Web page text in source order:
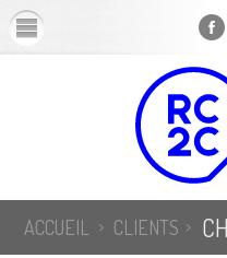
ACCUEIL CLIENTS